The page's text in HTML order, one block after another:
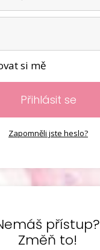
si mě
Přihlásit se
Zapomněli jste heslo?
přístup?
Změň to!